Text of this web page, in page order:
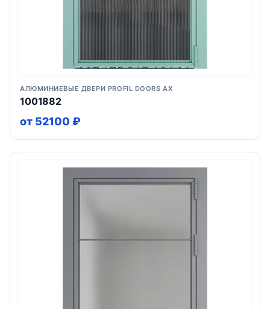
АЛЮМИНИЕВЫЕ ДВЕРИ PROFIL DOORS AX
1001882
от 52100 ₽